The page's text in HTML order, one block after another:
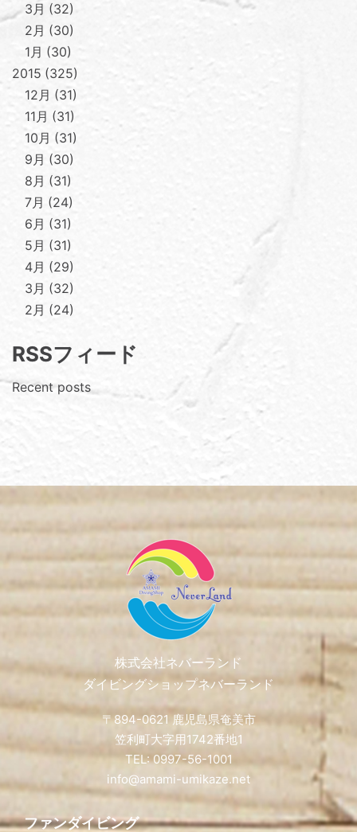
3月
32
2月
30
1月
30
2015 325
12月
31
11月
31
10月
31
9月
30
8月
31
7月
24
6月
31
5月
31
4月
29
3月
32
2月
24
RSSフィード
Recent posts
Footer
株式会社ネバーランド
ダイビングショップネバーランド
〒894-0621 鹿児島県奄美市
笠利町大字用1742番地1
TEL: 0997-56-1001
info@amami-umikaze.net
ファンダイビング